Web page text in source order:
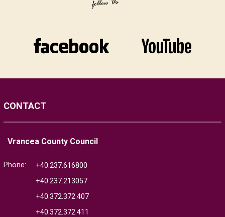
CONTACT
Vrancea County Council
Phone:
+40.237.616800
+40.237.213057
+40.372.372.407
+40.372.372.411